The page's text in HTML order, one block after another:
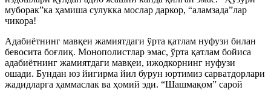
муборак”ка ҳамиша сулукка мослар даркор, “аламзада”лар
чикора!
Адабиётнинг мавқеи жамиятдаги ўрта қатлам нуфузи билан
бевосита боғлиқ. Монополистлар эмас, ўрта қатлам бойиса
адабиётнинг жамиятдаги мавқеи, ижодкорнинг нуфузи
ошади. Бундан юз йигирма йил бурун юртимиз сарватдорлари
жадидларга ҳаммаслак ва ҳомий эди. “Шашмақом” сарой